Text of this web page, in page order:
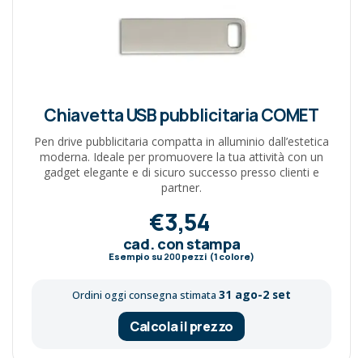
Chiavetta USB pubblicitaria COMET
Pen drive pubblicitaria compatta in alluminio dall’estetica
moderna. Ideale per promuovere la tua attività con un
gadget elegante e di sicuro successo presso clienti e
partner.
€3,54
cad. con stampa
Esempio su 200pezzi (1 colore)
Ordini oggi consegna stimata 31 ago-2 set
Calcola il prezzo